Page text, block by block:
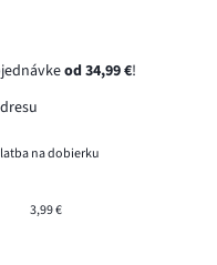
od 34,99 €!
na dobierku
3,99 €